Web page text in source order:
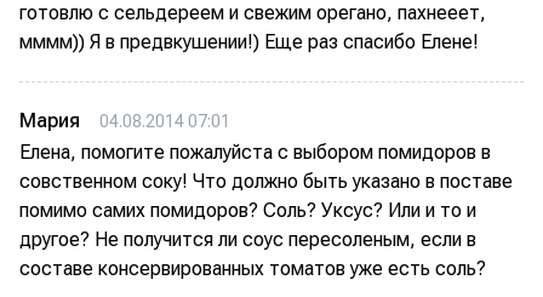
готовлю с сельдереем и свежим орегано, пахнееет,
мммм)) Я в предвкушении!) Еще раз спасибо Елене!
Мария 04.08.2014 07:01
Елена, помогите пожалуйста с выбором помидоров в
совственном соку! Что должно быть указано в поставе
помимо самих помидоров? Соль? Уксус? Или и то и
другое? Не получится ли соус пересоленым, если в
составе консервированных томатов уже есть соль?